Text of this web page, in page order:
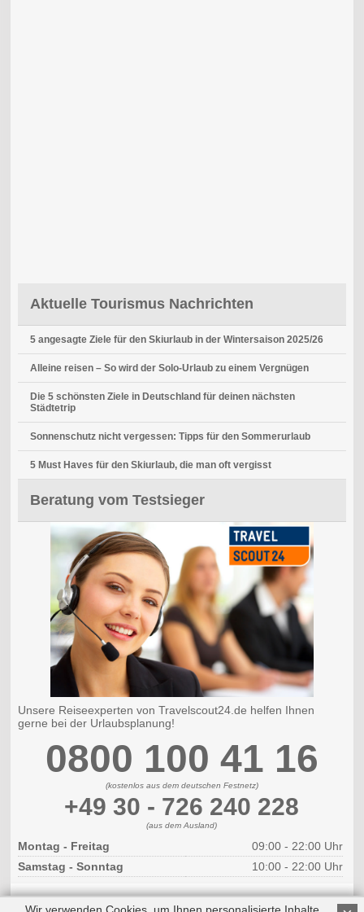
Aktuelle Tourismus Nachrichten
5 angesagte Ziele für den Skiurlaub in der Wintersaison 2025/26
Alleine reisen – So wird der Solo-Urlaub zu einem Vergnügen
Die 5 schönsten Ziele in Deutschland für deinen nächsten
Städtetrip
Sonnenschutz nicht vergessen: Tipps für den Sommerurlaub
5 Must Haves für den Skiurlaub, die man oft vergisst
Beratung vom Testsieger
Unsere Reiseexperten von Travelscout24.de helfen Ihnen
gerne bei der Urlaubsplanung!
0800 100 41 16
(kostenlos aus dem deutschen Festnetz)
+49 30 - 726 240 228
(aus dem Ausland)
Montag - Freitag
09:00 - 22:00 Uhr
Samstag - Sonntag
10:00 - 22:00 Uhr